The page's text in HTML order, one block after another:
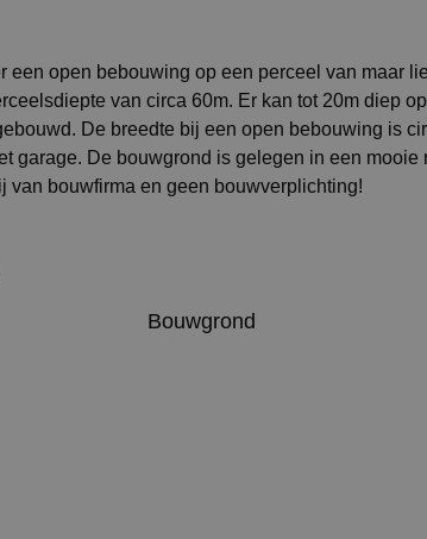
een open bebouwing op een perceel van maar
van circa 60m. Er kan tot 20m diep
De breedte bij een open bebouwing is
garage. De bouwgrond is gelegen in een mooie
van bouwfirma en geen bouwverplichting!
Bouwgrond